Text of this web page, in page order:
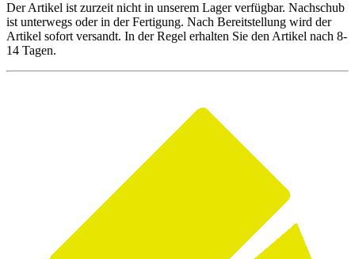
Der Artikel ist zurzeit nicht in unserem Lager verfügbar. Nachschub
ist unterwegs oder in der Fertigung. Nach Bereitstellung wird der
Artikel sofort versandt. In der Regel erhalten Sie den Artikel nach 8-
14 Tagen.